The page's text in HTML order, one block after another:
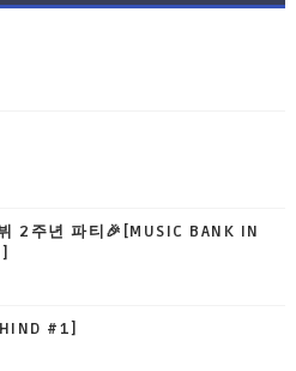
2주년 파티🎉[MUSIC BANK IN
#1]